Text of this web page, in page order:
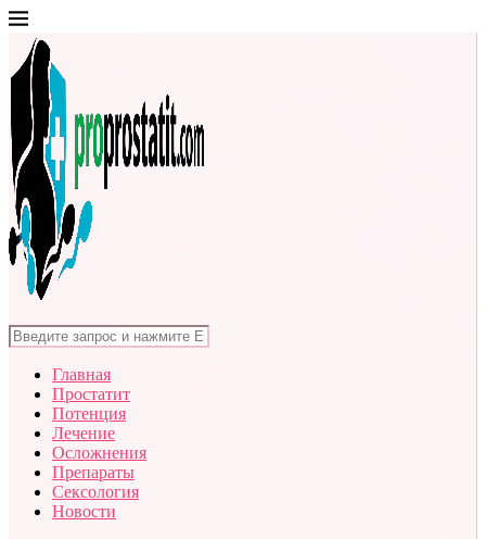
Главная
Простатит
Потенция
Лечение
Осложнения
Препараты
Сексология
Новости